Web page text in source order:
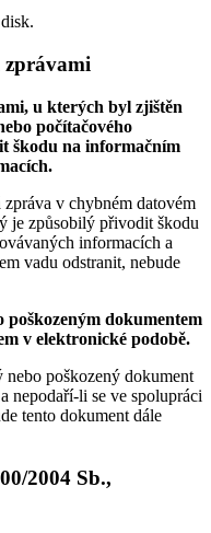
u kterých byl zjištěn
počítačového
škodu na informačním
zpráva v chybném datovém
je způsobilý přivodit škodu
informacích a
vadu odstranit, nebude
poškozeným dokumentem
v elektronické podobě.
nebo poškozený dokument
nepodaří-li se ve spolupráci
tento dokument dále
2004 Sb.,